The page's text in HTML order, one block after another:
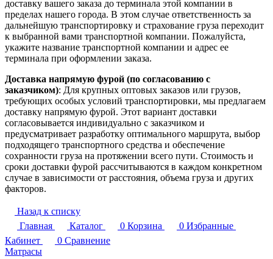
доставку вашего заказа до терминала этой компании в
пределах нашего города. В этом случае ответственность за
дальнейшую транспортировку и страхование груза переходит
к выбранной вами транспортной компании. Пожалуйста,
укажите название транспортной компании и адрес ее
терминала при оформлении заказа.
Доставка напрямую фурой (по согласованию с
заказчиком): Для крупных оптовых заказов или грузов,
требующих особых условий транспортировки, мы предлагаем
доставку напрямую фурой. Этот вариант доставки
согласовывается индивидуально с заказчиком и
предусматривает разработку оптимального маршрута, выбор
подходящего транспортного средства и обеспечение
сохранности груза на протяжении всего пути. Стоимость и
сроки доставки фурой рассчитываются в каждом конкретном
случае в зависимости от расстояния, объема груза и других
факторов.
Назад к списку
Главная
Каталог 0 Корзина 0 Избранные
Кабинет
0 Сравнение
Матрасы